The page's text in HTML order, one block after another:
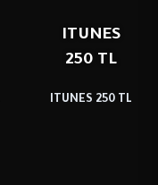
ITUNES
250 TL
ITUNES 250 TL